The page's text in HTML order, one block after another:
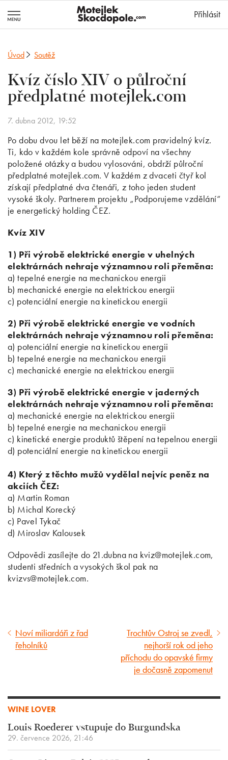
Přihlásit
Úvod Soutěž
Kvíz číslo XIV o půlroční
předplatné motejlek.com
7. dubna 2012, 19:52
Po dobu dvou let běží na motejlek.com pravidelný kvíz.
Ti, kdo v každém kole správně odpoví na všechny
položené otázky a budou vylosováni, obdrží půlroční
předplatné motejlek.com. V každém z dvaceti čtyř kol
získají předplatné dva čtenáři, z toho jeden student
vysoké školy. Partnerem projektu „Podporujeme vzdělání“
je energetický holding ČEZ.
Kvíz XIV
1) Při výrobě elektrické energie v uhelných
elektrárnách nehraje významnou roli přeměna:
a) tepelné energie na mechanickou energii
b) mechanické energie na elektrickou energii
c) potenciální energie na kinetickou energii
2) Při výrobě elektrické energie ve vodních
elektrárnách nehraje významnou roli přeměna:
a) potenciální energie na kinetickou energii
b) tepelné energie na mechanickou energii
c) mechanické energie na elektrickou energii
3) Při výrobě elektrické energie v jaderných
elektrárnách nehraje významnou roli přeměna:
a) mechanické energie na elektrickou energii
b) tepelné energie na mechanickou energii
c) kinetické energie produktů štěpení na tepelnou energii
d) potenciální energie na kinetickou energii
4) Který z těchto mužů vydělal nejvíc peněz na
akciích ČEZ:
a) Martin Roman
b) Michal Korecký
c) Pavel Tykač
d) Miroslav Kalousek
Odpovědi zasílejte do 21.dubna na kviz@motejlek.com,
studenti středních a vysokých škol pak na
kvizvs@motejlek.com.
Předcházející
článek
Noví miliardáři z řad
řeholníků
Následující
článek
Trochtův Ostroj se zvedl,
nejhorší rok od jeho
příchodu do opavské firmy
je dočasně zapomenut
WINE LOVER
Louis Roederer vstupuje do Burgundska
29. července 2026, 21:46